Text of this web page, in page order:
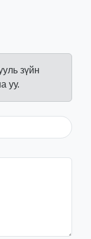
зүйн
уу.